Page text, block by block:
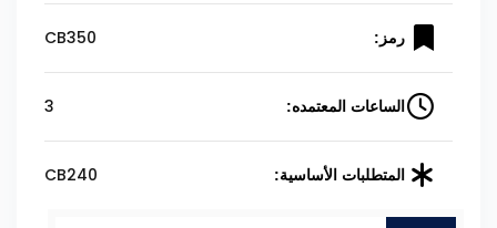
رمز: CB350
الساعات المعتمده: 3
المتطلبات الأساسية: CB240